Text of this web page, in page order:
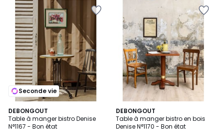
Seconde vie
DEBONGOUT
Table à manger bistro Denise
N°1167 - Bon état
DEBONGOUT
Table à manger bistro en bois
Denise N°1170 - Bon état